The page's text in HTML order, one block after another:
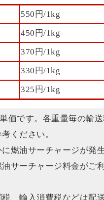
550円/1kg
450円/1kg
370円/1kg
330円/1kg
325円/1kg
価です。各重量毎の輸
ください。
燃油サーチャージが発
サーチャージ料金がご
、輸入消費税などは配